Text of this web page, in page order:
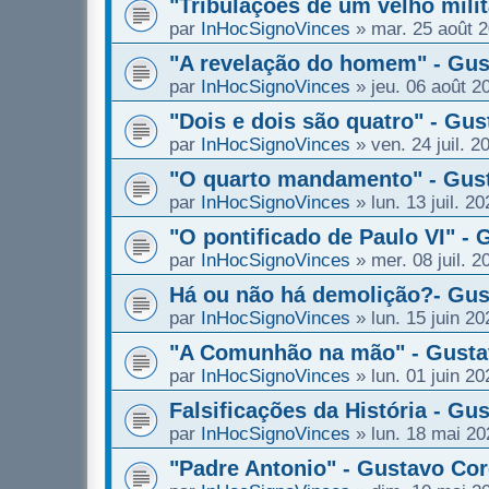
"Tribulações de um velho
par InHocSignoVinces » mar. 25 août
"A revelação do homem" -
par InHocSignoVinces » jeu. 06 août
"Dois e dois são quatro" -
par InHocSignoVinces » ven. 24 juil.
"O quarto mandamento" -
par InHocSignoVinces » lun. 13 juil.
"O pontificado de Paulo VI" -
par InHocSignoVinces » mer. 08 juil.
Há ou não há demolição?-
par InHocSignoVinces » lun. 15 juin
"A Comunhão na mão" -
par InHocSignoVinces » lun. 01 juin
Falsificações da História -
par InHocSignoVinces » lun. 18 mai
"Padre Antonio" - Gustavo